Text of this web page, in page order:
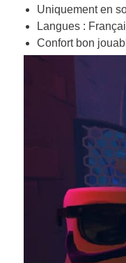
Uniquement en
Langues :
Confort bon